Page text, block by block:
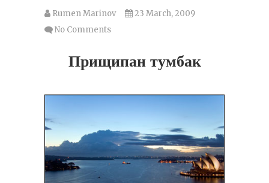
Rumen Marinov
23 March, 2009
No Comments
Прищипан тумбак